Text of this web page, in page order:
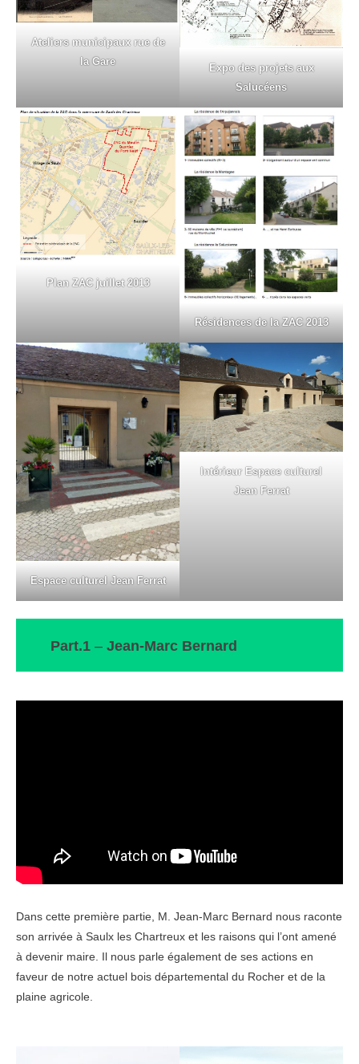
Ateliers municipaux rue de
la Gare
Expo des projets aux
Salucéens
Plan ZAC juillet 2013
Résidences de la ZAC 2013
Espace culturel Jean Ferrat
Intérieur Espace culturel
Jean Ferrat
Part.1 –Jean-Marc Bernard
Dans cette première partie, M. Jean-Marc Bernard nous raconte
son arrivée à Saulx les Chartreux et les raisons qui l’ont amené
à devenir maire. Il nous parle également de ses actions en
faveur de notre actuel bois départemental du Rocher et de la
plaine agricole.